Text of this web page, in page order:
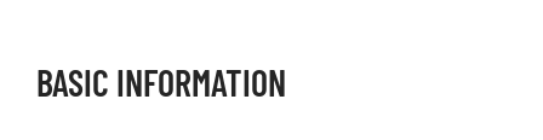
BASIC INFORMATION